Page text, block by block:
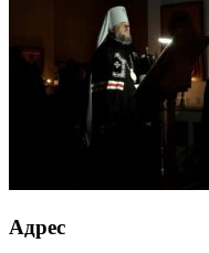
Адрес